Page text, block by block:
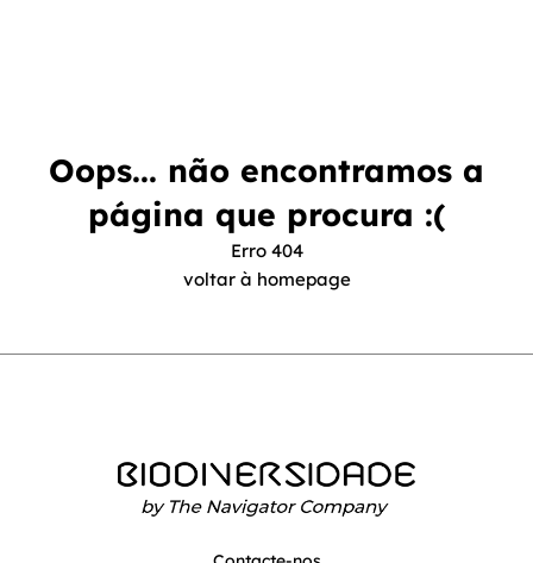
Oops... não encontramos a
página que procura :(
Erro 404
voltar à homepage